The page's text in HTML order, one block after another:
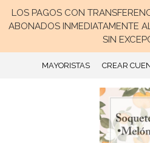
LOS PAGOS CON
ABONADOS INMEDIATAMENTE
SIN
MAYORISTAS CREAR